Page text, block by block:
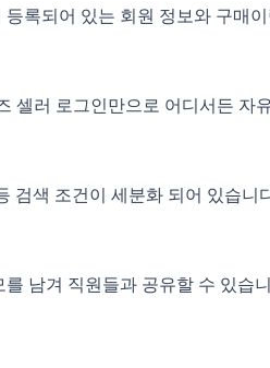
록되어 있는 회원 정보와 구매
셀러 로그인만으로 어디서든 자
검색 조건이 세분화 되어 있습니
남겨 직원들과 공유할 수 있습